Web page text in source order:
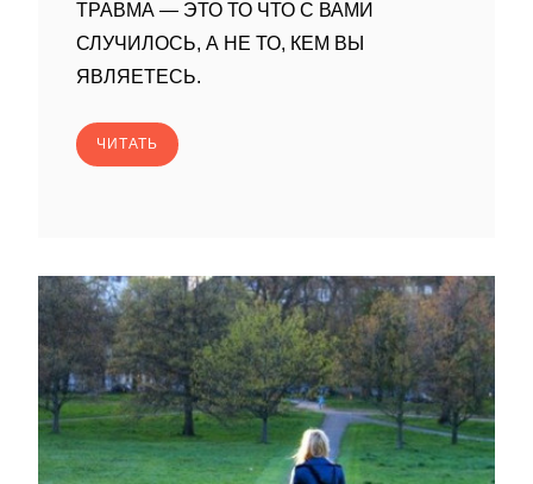
ТРАВМА — ЭТО ТО ЧТО С ВАМИ
СЛУЧИЛОСЬ, А НЕ ТО, КЕМ ВЫ
ЯВЛЯЕТЕСЬ.
ЧИТАТЬ